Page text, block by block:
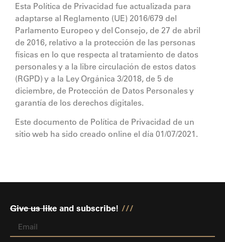
Esta Política de Privacidad fue actualizada para
adaptarse al Reglamento (UE) 2016/679 del
Parlamento Europeo y del Consejo, de 27 de abril
de 2016, relativo a la protección de las personas
físicas en lo que respecta al tratamiento de datos
personales y a la libre circulación de estos datos
(RGPD) y a la Ley Orgánica 3/2018, de 5 de
diciembre, de Protección de Datos Personales y
garantía de los derechos digitales.
Este documento de Política de Privacidad de un
sitio web ha sido creado online el día 01/07/2021.
Give us like and subscribe! ///